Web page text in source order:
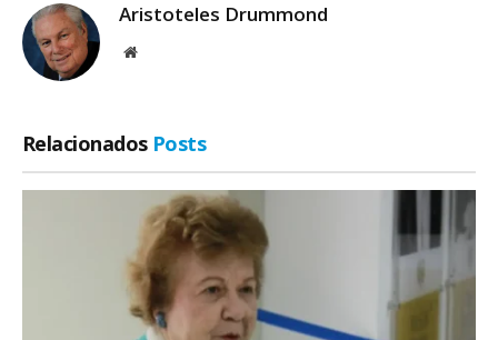
Aristoteles Drummond
Site
Relacionados Posts